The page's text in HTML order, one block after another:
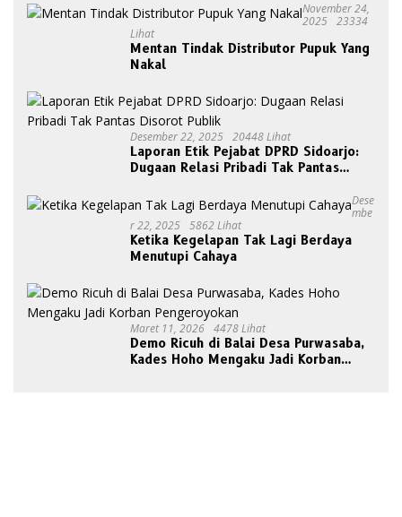
November 24,
2025 23334
Lihat
Mentan Tindak Distributor Pupuk Yang
Nakal
Desember 22, 2025 20448 Lihat
Laporan Etik Pejabat DPRD Sidoarjo:
Dugaan Relasi Pribadi Tak Pantas
Dese
Mbe
R 22, 2025 5862 Lihat
Ketika Kegelapan Tak Lagi Berdaya
Menutupi Cahaya
Maret 11, 2026 4478 Lihat
Demo Ricuh di Balai Desa Purwasaba,
Kades Hoho Mengaku Jadi Korban